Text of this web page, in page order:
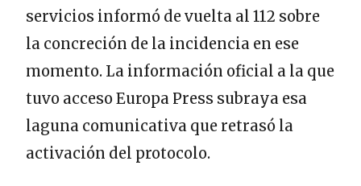
servicios informó de vuelta al 112 sobre
la concreción de la incidencia en ese
momento. La información oficial a la que
tuvo acceso Europa Press subraya esa
laguna comunicativa que retrasó la
activación del protocolo.